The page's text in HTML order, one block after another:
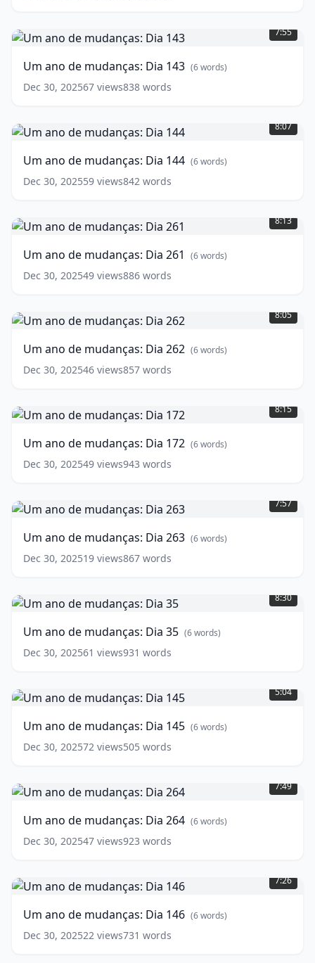
ano
de
Dia
143 (6
7:55
Um ano de mudanças: Dia 143 (6words)
Dec 30, 202567 views838 words
ano
de
Dia
144 (6
8:07
Um ano de mudanças: Dia 144 (6words)
Dec 30, 202559 views842 words
ano
de
Dia
261 (6
8:13
Um ano de mudanças: Dia 261 (6words)
Dec 30, 202549 views886 words
ano
de
Dia
262 (6
8:05
Um ano de mudanças: Dia 262 (6words)
Dec 30, 202546 views857 words
ano
de
Dia
172 (6
8:15
Um ano de mudanças: Dia 172 (6words)
Dec 30, 202549 views943 words
ano
de
Dia
263 (6
7:57
Um ano de mudanças: Dia 263 (6words)
Dec 30, 202519 views867 words
ano
de
Dia
35 ( 6
8:30
Um ano de mudanças: Dia 35 (6words)
Dec 30, 202561 views931 words
ano
de
Dia
145 (6
5:04
Um ano de mudanças: Dia 145 (6words)
Dec 30, 202572 views505 words
ano
de
Dia
264 (6
7:49
Um ano de mudanças: Dia 264 (6words)
Dec 30, 202547 views923 words
ano
de
Dia
146 (6
7:26
Um ano de mudanças: Dia 146 (6words)
Dec 30, 202522 views731 words